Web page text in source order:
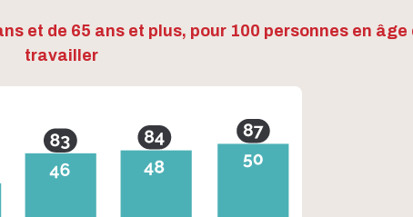
et de 65 ans et plus, pour 100 personnes en âge
travailler